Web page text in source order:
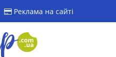
Реклама на сайті